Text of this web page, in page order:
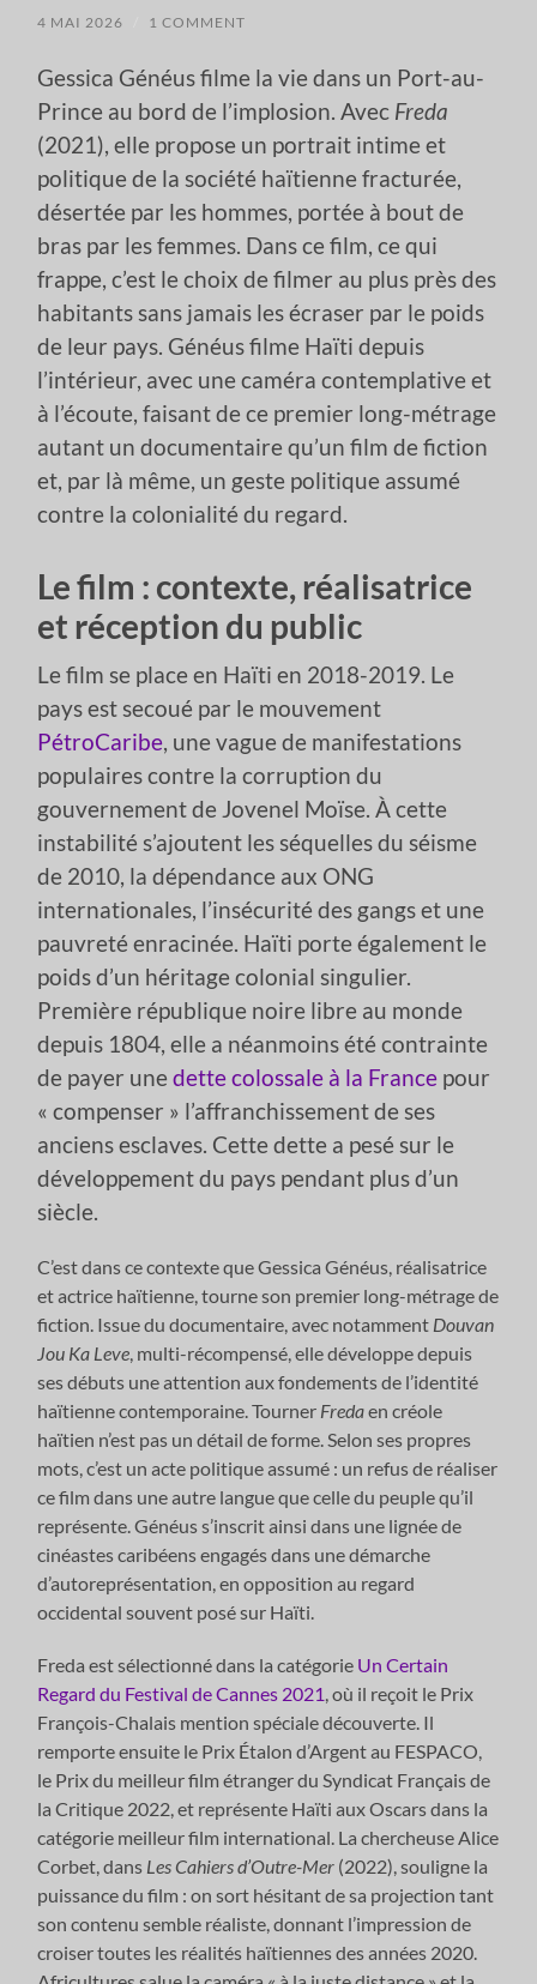
4 MAI 2026 1 COMMENT
Gessica Généus filme la vie dans un Port-au-
Prince au bord de l’implosion. Avec Freda
(2021), elle propose un portrait intime et
politique de la société haïtienne fracturée,
désertée par les hommes, portée à bout de
bras par les femmes. Dans ce film, ce qui
frappe, c’est le choix de filmer au plus près des
habitants sans jamais les écraser par le poids
de leur pays. Généus filme Haïti depuis
l’intérieur, avec une caméra contemplative et
à l’écoute, faisant de ce premier long-métrage
autant un documentaire qu’un film de fiction
et, par là même, un geste politique assumé
contre la colonialité du regard.
Le film : contexte, réalisatrice
et réception du public
Le film se place en Haïti en 2018-2019. Le
pays est secoué par le mouvement
PétroCaribe, une vague de manifestations
populaires contre la corruption du
gouvernement de Jovenel Moïse. À cette
instabilité s’ajoutent les séquelles du séisme
de 2010, la dépendance aux ONG
internationales, l’insécurité des gangs et une
pauvreté enracinée. Haïti porte également le
poids d’un héritage colonial singulier.
Première république noire libre au monde
depuis 1804, elle a néanmoins été contrainte
de payer unedette colossale à la France pour
« compenser » l’affranchissement de ses
anciens esclaves. Cette dette a pesé sur le
développement du pays pendant plus d’un
siècle.
C’est dans ce contexte que Gessica Généus, réalisatrice
et actrice haïtienne, tourne son premier long-métrage de
fiction. Issue du documentaire, avec notamment Douvan
Jou Ka Leve , multi-récompensé, elle développe depuis
ses débuts une attention aux fondements de l’identité
haïtienne contemporaine. Tourner Fredaen créole
haïtien n’est pas un détail de forme. Selon ses propres
mots, c’est un acte politique assumé : un refus de réaliser
ce film dans une autre langue que celle du peuple qu’il
représente. Généus s’inscrit ainsi dans une lignée de
cinéastes caribéens engagés dans une démarche
d’autoreprésentation, en opposition au regard
occidental souvent posé sur Haïti.
Freda est sélectionné dans la catégorie Un Certain
Regard du Festival de Cannes 2021 , où il reçoit le Prix
François-Chalais mention spéciale découverte. Il
remporte ensuite le Prix Étalon d’Argent au FESPACO,
le Prix du meilleur film étranger du Syndicat Français de
la Critique 2022, et représente Haïti aux Oscars dans la
catégorie meilleur film international. La chercheuse Alice
Corbet, dans Les Cahiers d’Outre-Mer (2022), souligne la
puissance du film : on sort hésitant de sa projection tant
son contenu semble réaliste, donnant l’impression de
croiser toutes les réalités haïtiennes des années 2020.